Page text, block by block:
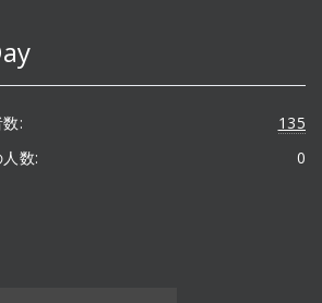
135
:
0
数: